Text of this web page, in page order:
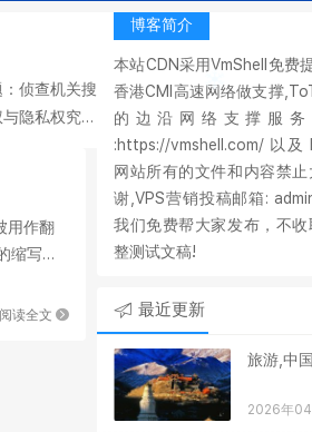
侦查机关搜
隐私权究竟
用作翻
缩写，
阅读全文
博客简介
本站CDN采用VmShell免费
香港CMI高速网络做支撑
的边沿网络支撑服
:https://vmshell.com/ 以
网站所有的文件和内容禁
谢,VPS营销投稿邮箱:
我们免费帮大家发布，不
整测试文稿!
最近更新
旅游,中
2026年04